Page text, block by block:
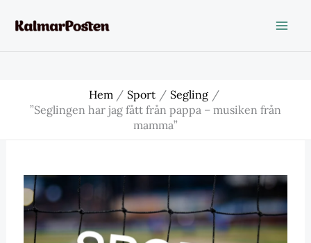
Hem Sport
Segling
”Seglingen har jag fått från pappa – musiken från
mamma”